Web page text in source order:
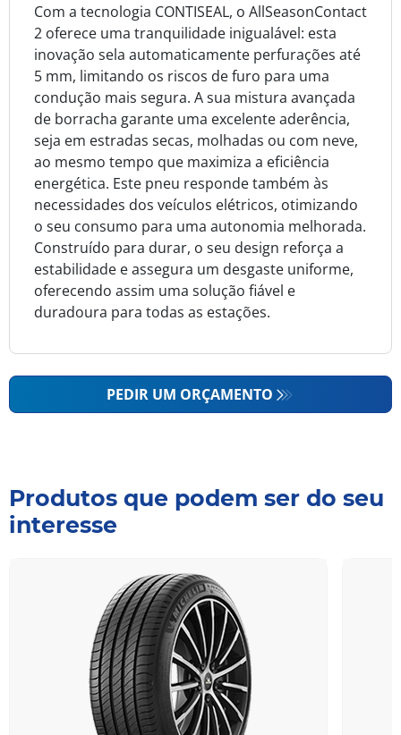
Com a tecnologia CONTISEAL, o AllSeasonContact
2 oferece uma tranquilidade inigualável: esta
inovação sela automaticamente perfurações até
5 mm, limitando os riscos de furo para uma
condução mais segura. A sua mistura avançada
de borracha garante uma excelente aderência,
seja em estradas secas, molhadas ou com neve,
ao mesmo tempo que maximiza a eficiência
energética. Este pneu responde também às
necessidades dos veículos elétricos, otimizando
o seu consumo para uma autonomia melhorada.
Construído para durar, o seu design reforça a
estabilidade e assegura um desgaste uniforme,
oferecendo assim uma solução fiável e
duradoura para todas as estações.
PEDIR UM ORÇAMENTO
Produtos que podem ser do seu
interesse